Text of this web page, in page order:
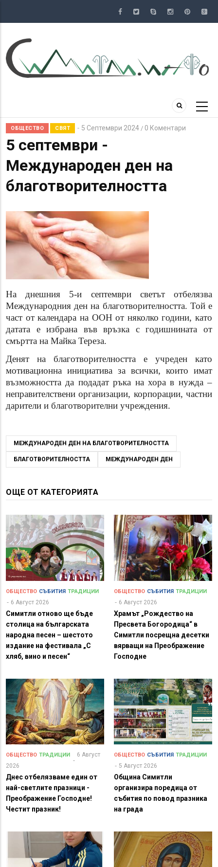
съдържание
ОБЩЕСТВО СВЯТ 5 Септември 2024 / 0 Коментари
5 септември -
Международен ден на
благотворителността
На днешния 5-и септември светът отбелязва
Международния ден на благотворителността. Той е
част от календара на ООН от няколко години, като
датата е избрана във връзка с годишнината от
смъртта на Майка Тереза.
Денят на благотворителността е учреден като
мотивационна инициатива за всички, които имат
възможността да подадат ръка на хора в нужда –
неправителствени организации, корпорации, частни
дарители и благотворителни учреждения.
МЕЖДУНАРОДЕН ДЕН НА БЛАГОТВОРИТЕЛНОСТТА
БЛАГОТВОРИТЕЛНОСТТА МЕЖДУНАРОДЕН ДЕН
ОЩЕ ОТ КАТЕГОРИЯТА
ОБЩЕСТВО СЪБИТИЯ ТРАДИЦИИ
6 Август 2026
Симитли отново ще бъде
столица на българската
народна песен – шестото
издание на фестивала „С
хляб, вино и песен“
ОБЩЕСТВО СЪБИТИЯ ТРАДИЦИИ
6 Август 2026
Храмът „Рождество на
Пресвета Богородица“ в
Симитли посрещна десетки
вярващи на Преображение
Господне
ОБЩЕСТВО ТРАДИЦИИ
6 Август
2026
Днес отбелязваме един от
най-светлите празници -
Преображение Господне!
Честит празник!
ОБЩЕСТВО СЪБИТИЯ ТРАДИЦИИ
5 Август 2026
Община Симитли
организира поредица от
събития по повод празника
на града